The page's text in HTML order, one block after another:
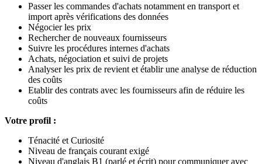
Passer les commandes d'achats notamment en transport et
import après vérifications des données
Négocier les prix
Rechercher de nouveaux fournisseurs
Suivre les procédures internes d'achats
Achats, négociation et suivi de projets
Analyser les prix de revient et établir une analyse de réduction
des coûts
Etablir des contrats avec les fournisseurs afin de réduire les
coûts
Votre profil :
Ténacité et Curiosité
Niveau de français courant exigé
Niveau d'anglais B1 (parlé et écrit) pour communiquer avec